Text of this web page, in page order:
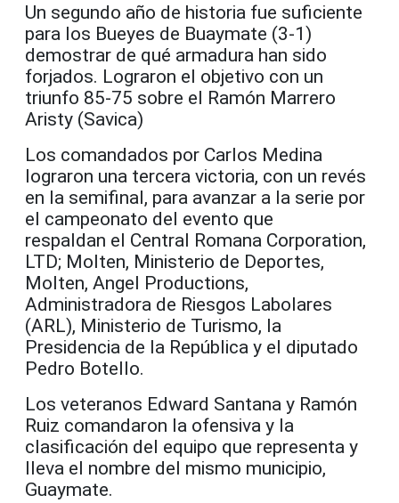
Un segundo año de historia fue suficiente
para los Bueyes de Buaymate (3-1)
demostrar de qué armadura han sido
forjados. Lograron el objetivo con un
triunfo 85-75 sobre el Ramón Marrero
Aristy (Savica)
Los comandados por Carlos Medina
lograron una tercera victoria, con un revés
en la semifinal, para avanzar a la serie por
el campeonato del evento que
respaldan el Central Romana Corporation,
LTD; Molten, Ministerio de Deportes,
Molten, Angel Productions,
Administradora de Riesgos Labolares
(ARL), Ministerio de Turismo, la
Presidencia de la República y el diputado
Pedro Botello.
Los veteranos Edward Santana y Ramón
Ruiz comandaron la ofensiva y la
clasificación del equipo que representa y
lleva el nombre del mismo municipio,
Guaymate.